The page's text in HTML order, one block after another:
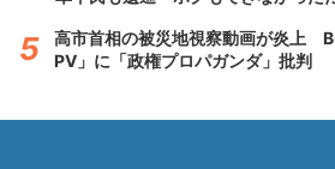
高市首相の被災地視察動画が炎上
PV」に「政権プロパガンダ」批判